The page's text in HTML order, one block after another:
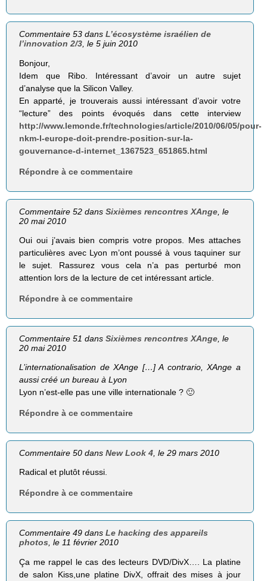
Commentaire 53 dansL’écosystème israélien de
l’innovation 2/3, le 5 juin 2010
Bonjour,
Idem que Ribo. Intéressant d’avoir un autre sujet
d’analyse que la Silicon Valley.
En apparté, je trouverais aussi intéressant d’avoir votre
“lecture” des points évoqués dans cette interview
http://www.lemonde.fr/technologies/article/2010/06/05/pour-
nkm-l-europe-doit-prendre-position-sur-la-
gouvernance-d-internet_1367523_651865.html
Répondre à ce commentaire
Commentaire 52 dansSixièmes rencontres XAnge , le
20 mai 2010
Oui oui j’avais bien compris votre propos. Mes attaches
particulières avec Lyon m’ont poussé à vous taquiner sur
le sujet. Rassurez vous cela n’a pas perturbé mon
attention lors de la lecture de cet intéressant article.
Répondre à ce commentaire
Commentaire 51 dansSixièmes rencontres XAnge , le
20 mai 2010
L’internationalisation de XAnge […] A contra­rio, XAnge a
aussi créé un bureau à Lyon
Lyon n’est-elle pas une ville internationale ? 🙂
Répondre à ce commentaire
Commentaire 50 dansNew Look 4 , le 29 mars 2010
Radical et plutôt réussi.
Répondre à ce commentaire
Commentaire 49 dansLe hacking des appareils
photos, le 11 février 2010
Ça me rappel le cas des lecteurs DVD/DivX…. La platine
de salon Kiss,une platine DivX, offrait des mises à jour